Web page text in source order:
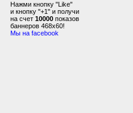
Нажми кнопку "Like"
и кнопку "+1" и получи
на счет 10000 показов
баннеров 468x60!
Мы на facebook